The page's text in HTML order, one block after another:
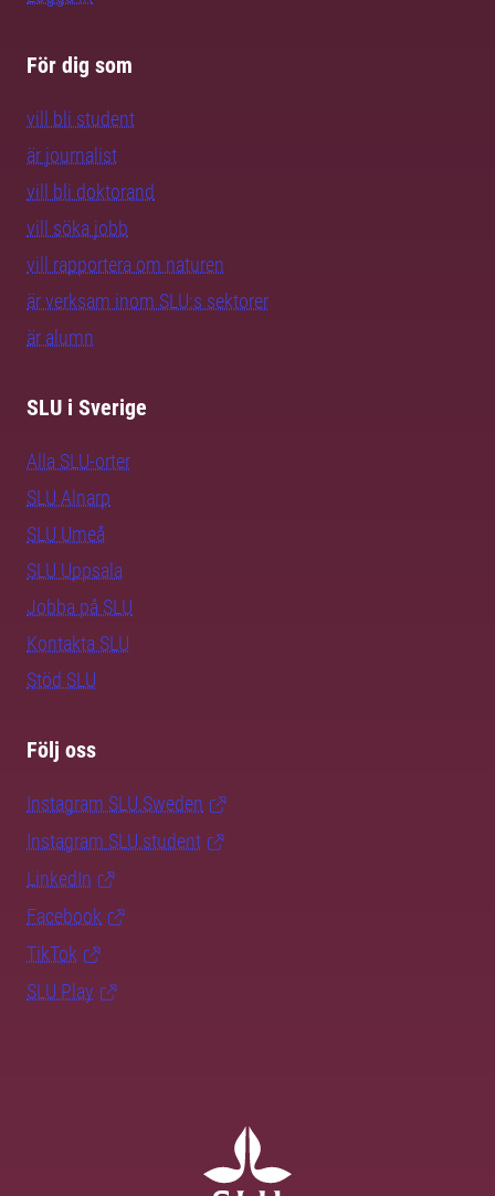
För dig som
vill bli student
är journalist
vill bli doktorand
vill söka jobb
vill rapportera om naturen
är verksam inom SLU:s sektorer
är alumn
SLU i Sverige
Alla SLU-orter
SLU Alnarp
SLU Umeå
SLU Uppsala
Jobba på SLU
Kontakta SLU
Stöd SLU
Följ oss
Instagram SLU.Sweden
Instagram SLU.student
LinkedIn
Facebook
TikTok
SLU Play